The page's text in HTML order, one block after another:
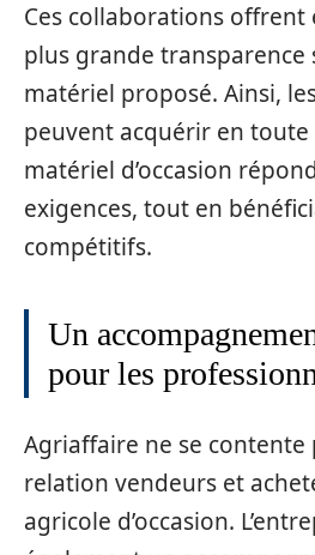
Ces collaborations offrent
plus grande transparence
matériel proposé. Ainsi,
peuvent acquérir en toute
matériel d’occasion
exigences, tout en
compétitifs.
Un
pour les
Agriaffaire ne se contente
relation vendeurs et
agricole d’occasion.